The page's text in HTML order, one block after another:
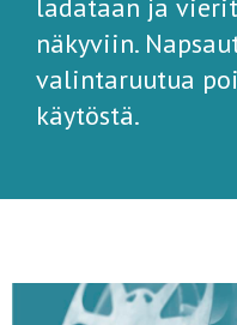
ladataan ja
näkyviin.
valintaruutua
käytöstä.